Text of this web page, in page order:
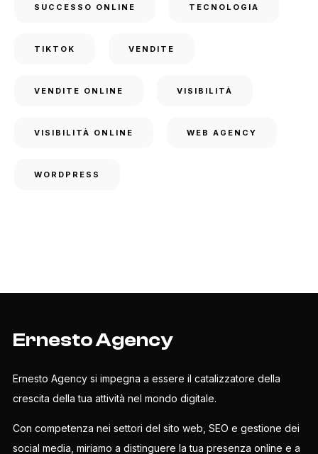
SUCCESSO ONLINE TECNOLOGIA
TIKTOK VENDITE
VENDITE ONLINE VISIBILITÀ
VISIBILITÀ ONLINE WEB AGENCY
WORDPRESS
Ernesto Agency
Ernesto Agency si impegna a essere il catalizzatore della
crescita della tua attività nel mondo digitale.
Con competenza nei settori del sito web, SEO e gestione dei
social media, miriamo a distinguere la tua presenza online e a